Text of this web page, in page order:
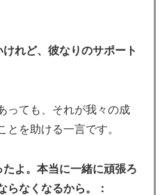
れど、彼なりのサポート
っても、それが我々の成
とを助ける一言です。
よ。本当に一緒に頑張ろ
らなくなるから。：